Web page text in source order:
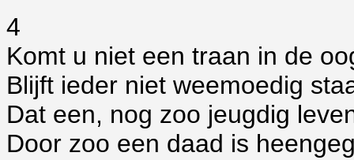
4
Komt u niet een traan in de
Blijft ieder niet weemoedig
Dat een, nog zoo jeugdig
Door zoo een daad is